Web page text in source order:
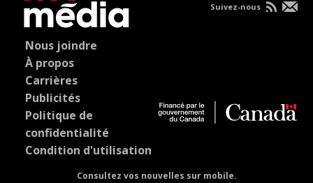
Nous joindre
À propos
Carrières
Publicités
Politique de
confidentialité
Condition d'utilisation
Consultez vos nouvelles sur mobile.
Suivez-nous